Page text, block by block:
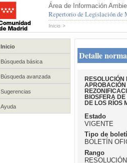
Área de Información
Repertorio de Legislación de
Inicio >
Inicio
Búsqueda básica
Búsqueda avanzada
Sugerencias
Ayuda
Detalle
APROBACIÓN
BIOSFERA
DE LOS RÍOS
Estado
VIGENTE
Tipo de
BOLETÍN
Rango
RESOLUCIÓN